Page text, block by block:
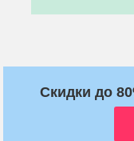
Скидки до